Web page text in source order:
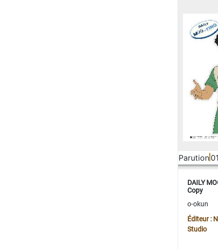
Parution
DAILY
Copy
o-okun
Éditeur :
Studio